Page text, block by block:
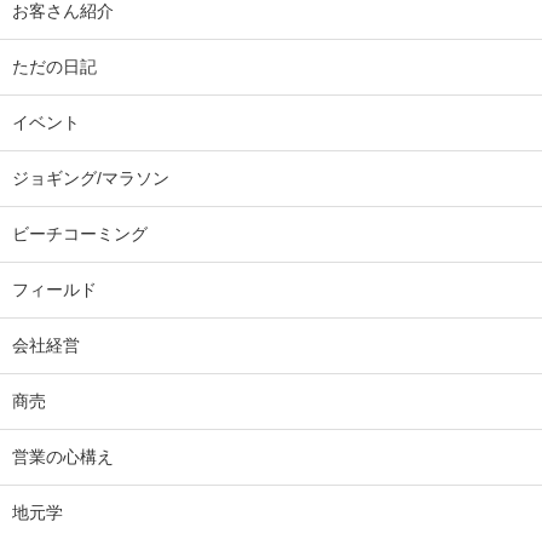
お客さん紹介
ただの日記
イベント
ジョギング/マラソン
ビーチコーミング
フィールド
会社経営
商売
営業の心構え
地元学